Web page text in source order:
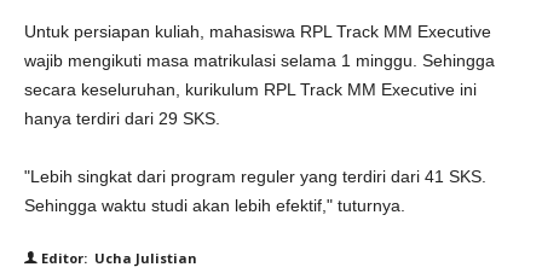
Untuk persiapan kuliah, mahasiswa RPL Track MM Executive
wajib mengikuti masa matrikulasi selama 1 minggu. Sehingga
secara keseluruhan, kurikulum RPL Track MM Executive ini
hanya terdiri dari 29 SKS.
"Lebih singkat dari program reguler yang terdiri dari 41 SKS.
Sehingga waktu studi akan lebih efektif," tuturnya.
Editor: Ucha Julistian